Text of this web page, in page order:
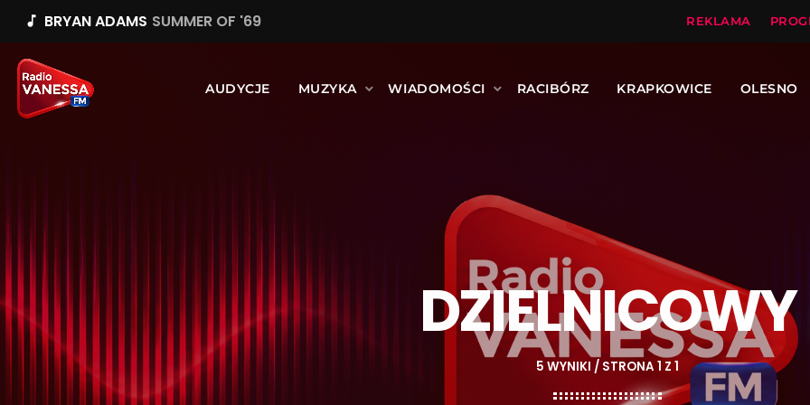
music_note BRYAN ADAMS SUMMER OF '69 REKLAMA
AUDYCJE MUZYKA WIADOMOŚCI RACIBÓRZ KRAPKOWICE OLESNO
DZIELNICOWY
5 WYNIKI / STRONA 1 Z 1